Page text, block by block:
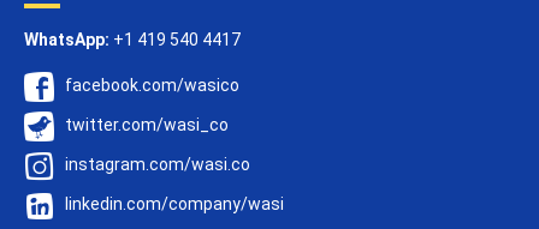
WhatsApp: +1 419 540 4417
facebook.com/wasico
twitter.com/wasi_co
instagram.com/wasi.co
linkedin.com/company/wasi